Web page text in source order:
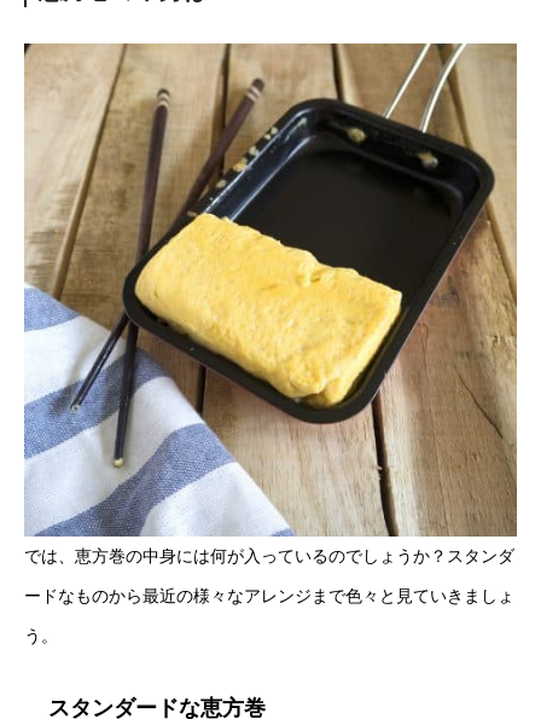
では、恵方巻の中身には何が入っているのでしょうか？スタンダ
ードなものから最近の様々なアレンジまで色々と見ていきましょ
う。
スタンダードな恵方巻